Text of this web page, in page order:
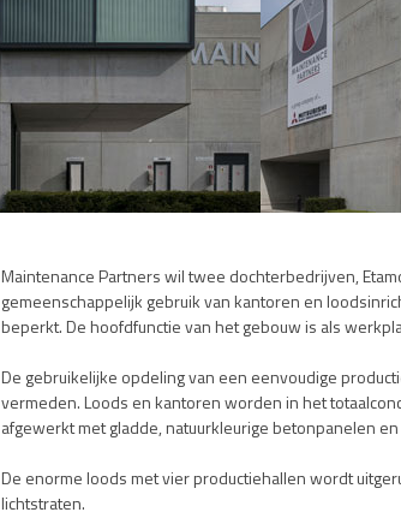
Maintenance Partners wil twee dochterbedrijven,
gemeenschappelijk gebruik van kantoren en
beperkt. De hoofdfunctie van het gebouw is als
De gebruikelijke opdeling van een eenvoudige
vermeden. Loods en kantoren worden in het
afgewerkt met gladde, natuurkleurige betonpanelen
De enorme loods met vier productiehallen wordt
lichtstraten.